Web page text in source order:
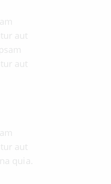
aut
aut
aut
quia.